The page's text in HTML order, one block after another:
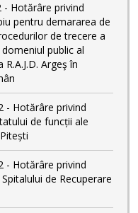
- Hotărâre privind
pentru demararea de
de trecere a
public al
Argeş în
- Hotărâre privind
de funcții ale
- Hotărâre privind
de Recuperare